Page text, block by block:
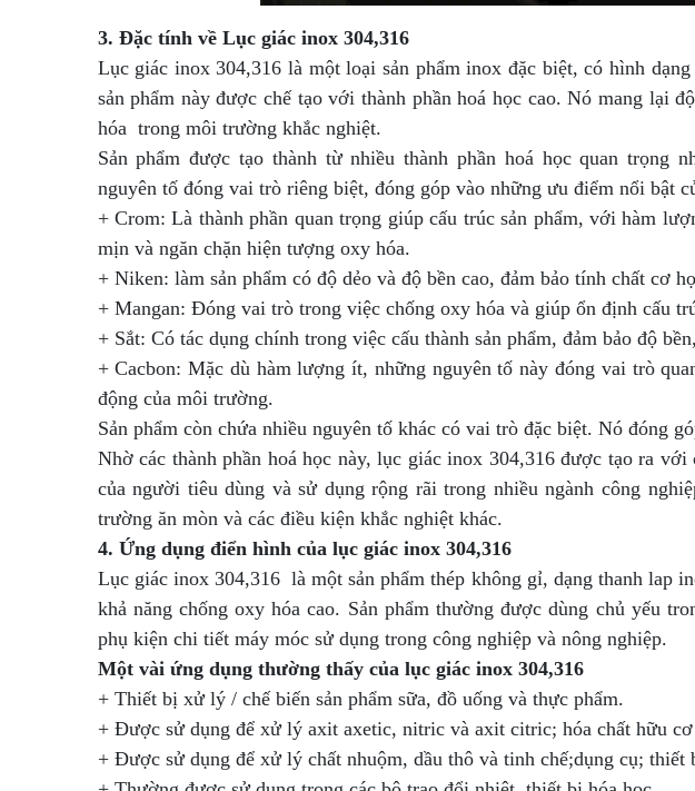
3. Đặc tính về Lục giác inox 304,316
Lục giác inox 304,316 là một loại sản phẩm inox đặc biệt, có hình
sản phẩm này được chế tạo với thành phần hoá học cao. Nó mang lại
hóa trong môi trường khắc nghiệt.
Sản phẩm được tạo thành từ nhiều thành phần hoá học quan trọng
nguyên tố đóng vai trò riêng biệt, đóng góp vào những ưu điểm nổi bật
+ Crom: Là thành phần quan trọng giúp cấu trúc sản phẩm, với hàm
mịn và ngăn chặn hiện tượng oxy hóa.
+ Niken: làm sản phẩm có độ dẻo và độ bền cao, đảm bảo tính chất cơ
+ Mangan: Đóng vai trò trong việc chống oxy hóa và giúp ổn định cấu
+ Sắt: Có tác dụng chính trong việc cấu thành sản phẩm, đảm bảo độ
+ Cacbon: Mặc dù hàm lượng ít, những nguyên tố này đóng vai trò
động của môi trường.
Sản phẩm còn chứa nhiều nguyên tố khác có vai trò đặc biệt. Nó đóng
Nhờ các thành phần hoá học này, lục giác inox 304,316 được tạo ra
của người tiêu dùng và sử dụng rộng rãi trong nhiều ngành công
trường ăn mòn và các điều kiện khắc nghiệt khác.
4. Ứng dụng điển hình của lục giác inox 304,316
Lục giác inox 304,316 là một sản phẩm thép không gỉ, dạng thanh lap
khả năng chống oxy hóa cao. Sản phẩm thường được dùng chủ yếu
phụ kiện chi tiết máy móc sử dụng trong công nghiệp và nông nghiệp.
Một vài ứng dụng thường thấy của lục giác inox 304,316
+ Thiết bị xử lý / chế biến sản phẩm sữa, đồ uống và thực phẩm.
+ Được sử dụng để xử lý axit axetic, nitric và axit citric; hóa chất hữu
+ Được sử dụng để xử lý chất nhuộm, dầu thô và tinh chế;dụng cụ; thiết